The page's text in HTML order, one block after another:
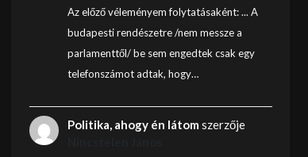
Az előző véleményem folytatásaként: ... A
budapesti rendészetre /nem messze a
parlamenttől/ be sem engedtek csak egy
telefonszámot adtak, hogy…
Politika, ahogy én látom szerzője